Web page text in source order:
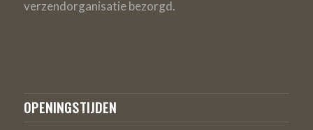
verzendorganisatie bezorgd.
OPENINGSTIJDEN